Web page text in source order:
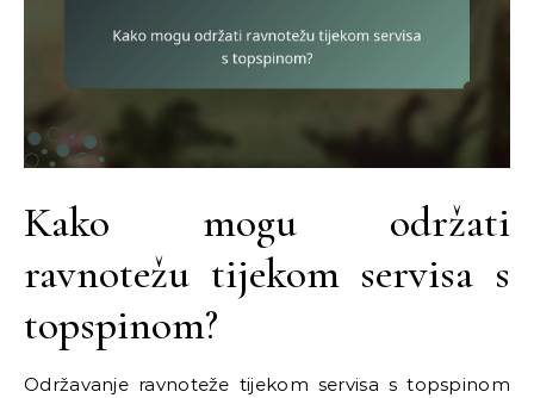
Kako mogu održati
ravnotežu tijekom servisa s
topspinom?
Održavanje ravnoteže tijekom servisa s topspinom